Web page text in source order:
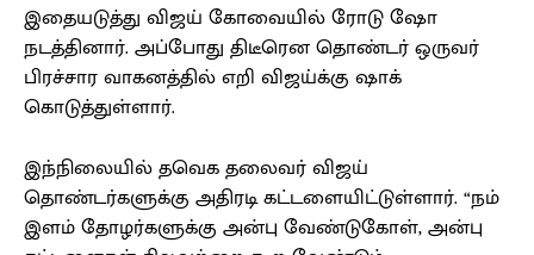
இதையடுத்து விஜய் கோவையில் ரோடு ஷோ
நடத்தினார். அப்போது திடீரென தொண்டர் ஒருவர்
பிரச்சார வாகனத்தில் எறி விஜய்க்கு ஷாக்
கொடுத்துள்ளார்.
இந்நிலையில் தவெக தலைவர் விஜய்
தொண்டர்களுக்கு அதிரடி கட்டளையிட்டுள்ளார். “நம்
இளம் தோழர்களுக்கு அன்பு வேண்டுகோள், அன்பு